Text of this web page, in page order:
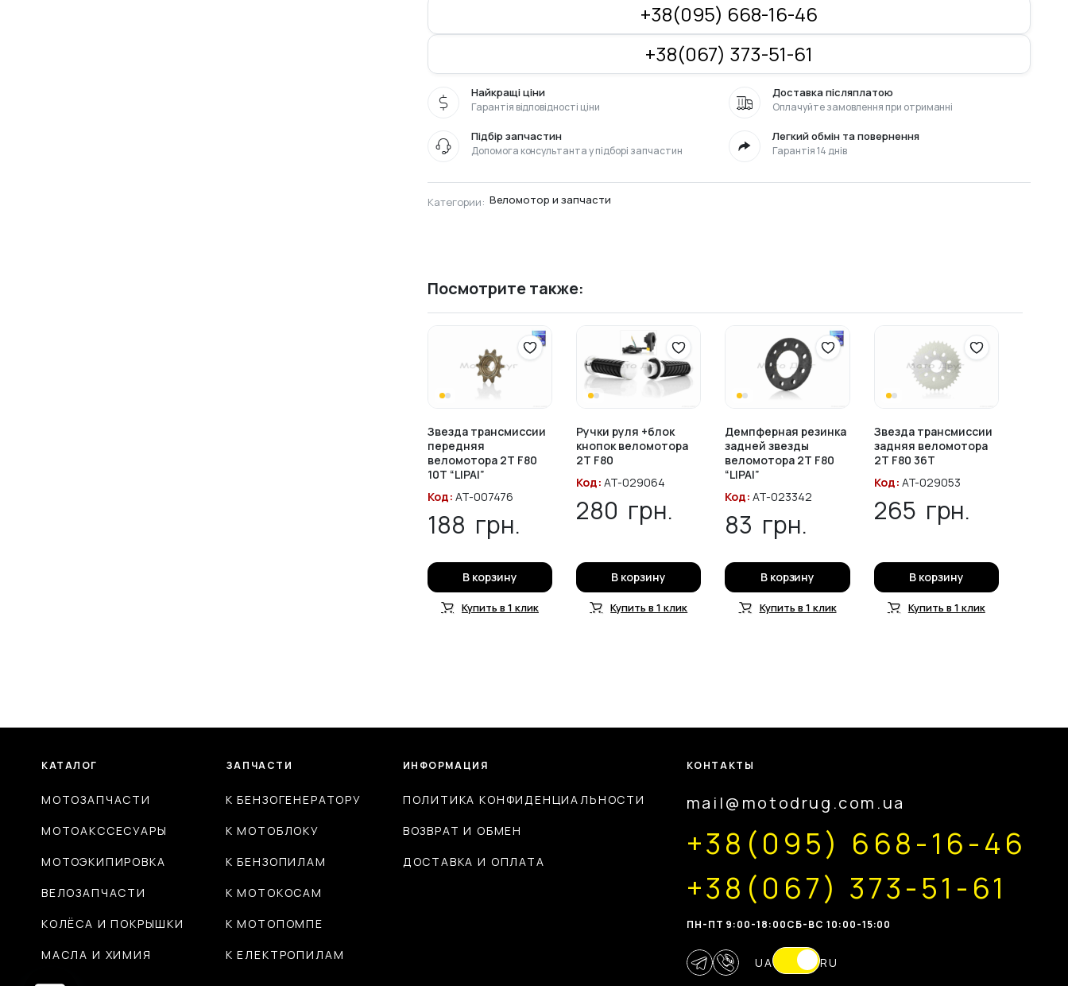
+38(095) 668-16-46
+38(067) 373-51-61
Найкращі ціни
Гарантія відповідності ціни
Доставка післяплатою
Оплачуйте замовлення при отриманні
Підбір запчастин
Допомога консультанта у підборі запчастин
Легкий обмін та повернення
Гарантія 14 днів
Категории: Веломотор и запчасти
Посмотрите также:
Звезда трансмиссии
передняя
веломотора 2T F80
10T “LIPAI”
Код: AT-007476
188 грн.
В корзину
Купить в 1 клик
Ручки руля +блок
кнопок веломотора
2T F80
Код: AT-029064
280 грн.
В корзину
Купить в 1 клик
Демпферная резинка
задней звезды
веломотора 2T F80
“LIPAI”
Код: AT-023342
83 грн.
В корзину
Купить в 1 клик
Звезда трансмиссии
задняя веломотора
2T F80 36T
Код: AT-029053
265 грн.
В корзину
Купить в 1 клик
КАТАЛОГ
МОТОЗАПЧАСТИ
МОТОАКССЕСУАРЫ
МОТОЭКИПИРОВКА
ВЕЛОЗАПЧАСТИ
КОЛЁСА И ПОКРЫШКИ
МАСЛА И ХИМИЯ
ЗАПЧАСТИ
К БЕНЗОГЕНЕРАТОРУ
К МОТОБЛОКУ
К БЕНЗОПИЛАМ
К МОТОКОСАМ
К МОТОПОМПЕ
К ЕЛЕКТРОПИЛАМ
ИНФОРМАЦИЯ
ПОЛИТИКА КОНФИДЕНЦИАЛЬНОСТИ
ВОЗВРАТ И ОБМЕН
ДОСТАВКА И ОПЛАТА
КОНТАКТЫ
mail@motodrug.com.ua
+38(095) 668-16-46
+38(067) 373-51-61
ПН-ПТ 9:00-18:00CБ-ВС 10:00-15:00
UA RU